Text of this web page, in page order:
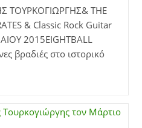
ΤΟΥΡΚΟΓΙΩΡΓΗΣ& THE
& Classic Rock Guitar
2015EIGHTBALL
βραδιές στο ιστορικό